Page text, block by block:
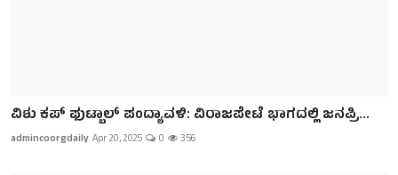
ವಿಶು‌ ಕಪ್ ಫುಟ್ಬಾಲ್ ಪಂದ್ಯಾವಳಿ: ವಿರಾಜಪೇಟೆ ಭಾಗದಲ್ಲಿ ಜನಪ್ರಿ...
admincoorgdaily Apr 20, 2025 0 356